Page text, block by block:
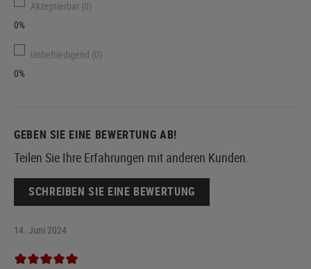
Akzeptierbar (0)
0%
Unbefriedigend (0)
0%
GEBEN SIE EINE BEWERTUNG AB!
Teilen Sie Ihre Erfahrungen mit anderen Kunden.
SCHREIBEN SIE EINE BEWERTUNG
14. Juni 2024